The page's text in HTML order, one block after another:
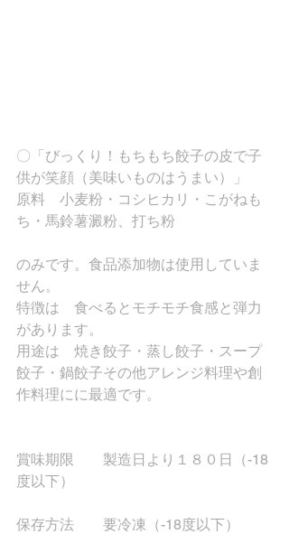
〇「びっくり！もちもち餃子の皮で子
供が笑顔（美味いものはうまい）」
原料　小麦粉・コシヒカリ・こがねも
ち・馬鈴薯澱粉、打ち粉
のみです。食品添加物は使用していま
せん。
特徴は　食べるとモチモチ食感と弾力
があります。
用途は　焼き餃子・蒸し餃子・スープ
餃子・鍋餃子その他アレンジ料理や創
作料理にに最適です。
賞味期限　　製造日より１８０日（-18
度以下）
保存方法　　要冷凍（-18度以下）